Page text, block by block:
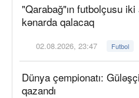
"Qarabağ"ın futbolçusu
kənarda qalacaq
02.08.2026, 23:47 Futbol
Dünya çempionatı:
qazandı